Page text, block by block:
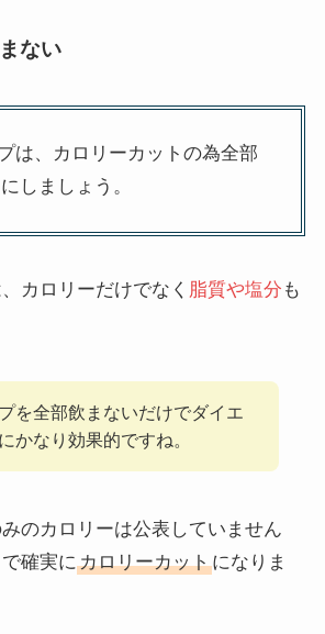
ない
は、カロリーカットの為全部
しましょう。
カロリーだけでなく 脂質や塩分 も
を全部飲まないだけでダイエ
かなり効果的ですね。
のカロリーは公表していません
確実にカロリーカットになりま